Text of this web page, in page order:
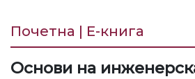
Почетна | Е-книга
Основи на